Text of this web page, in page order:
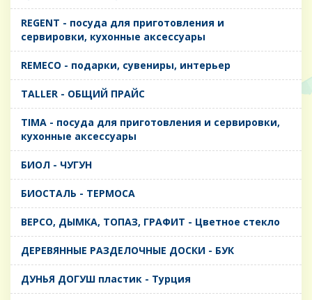
REGENT - посуда для приготовления и
сервировки, кухонные аксессуары
REMECO - подарки, сувениры, интерьер
TALLER - ОБЩИЙ ПРАЙС
TIMA - посуда для приготовления и сервировки,
кухонные аксессуары
БИОЛ - ЧУГУН
БИОСТАЛЬ - ТЕРМОСА
ВЕРСО, ДЫМКА, ТОПАЗ, ГРАФИТ - Цветное стекло
ДЕРЕВЯННЫЕ РАЗДЕЛОЧНЫЕ ДОСКИ - БУК
ДУНЬЯ ДОГУШ пластик - Турция